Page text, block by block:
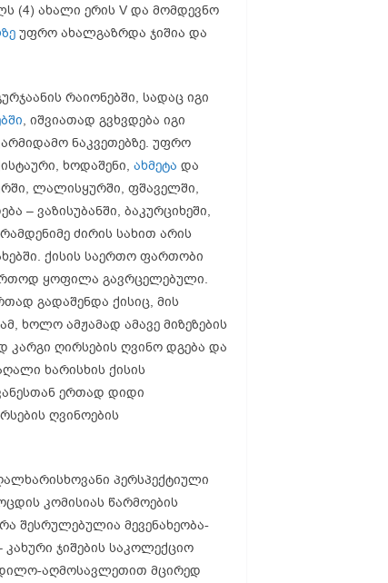
(4) ახალი ერის V და მომდევნო
უფრო ახალგაზრდა ჯიშია და
რაიონებში, სადაც იგი
, იშვიათად გვხვდება იგი
ნაკვეთებზე. უფრო
ხოდაშენი, ახმეტა და
ლალისყურში, ფშაველში,
– ვაზისუბანში, ბაკურციხეში,
ძირის სახით არის
ქისის საერთო ფართობი
ყოფილა გავრცელებული.
გადაშენდა ქისიც, მის
ხოლო ამჟამად ამავე მიზეზების
კარგი ღირსების ღვინო დგება და
ხარისხის ქისის
ერთად დიდი
ღვინოების
პერსპექტიული
კომისიას წარმოების
შესრულებულია მევენახეობა-
კახური ჯიშების საკოლექციო
აღმოსავლეთით მცირედ